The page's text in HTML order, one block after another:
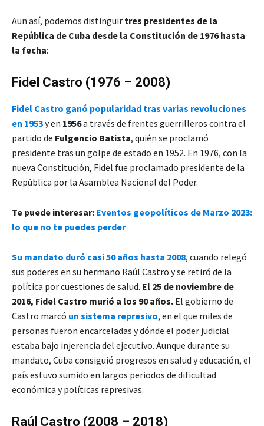
Aun así, podemos distinguir tres presidentes de la
República de Cuba desde la Constitución de 1976 hasta
la fecha:
Fidel Castro (1976 – 2008)
Fidel Castro ganó popularidad tras varias revoluciones
en 1953y en 1956a través de frentes guerrilleros contra el
partido de Fulgencio Batista, quién se proclamó
presidente tras un golpe de estado en 1952. En 1976, con la
nueva Constitución, Fidel fue proclamado presidente de la
República por la Asamblea Nacional del Poder.
Te puede interesar: Eventos geopolíticos de Marzo 2023:
lo que no te puedes perder
Su mandato duró casi 50 años hasta 2008, cuando relegó
sus poderes en su hermano Raúl Castro y se retiró de la
política por cuestiones de salud. El 25 de noviembre de
2016, Fidel Castro murió a los 90 años. El gobierno de
Castro marcó un sistema represivo, en el que miles de
personas fueron encarceladas y dónde el poder judicial
estaba bajo injerencia del ejecutivo. Aunque durante su
mandato, Cuba consiguió progresos en salud y educación, el
país estuvo sumido en largos periodos de dificultad
económica y políticas represivas.
Raúl Castro (2008 – 2018)